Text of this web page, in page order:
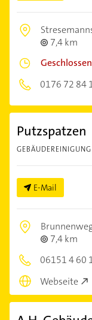
7,4 km
Geschlossen
0176 72 84
Putzspatzen
GEBÄUDEREINIGUNG
E-Mail
7,4 km
06151 4 60
Webseite